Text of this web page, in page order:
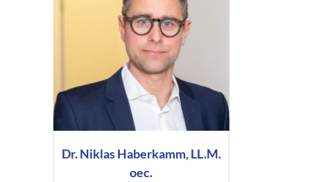
Dr. Niklas Haberkamm, LL.M.
oec.